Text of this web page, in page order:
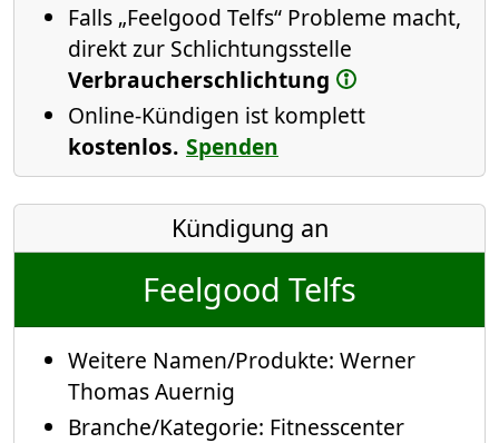
Falls „Feelgood Telfs“ Probleme macht,
direkt zur Schlichtungsstelle
Verbraucherschlichtung
Online-Kündigen ist komplett
kostenlos. Spenden
Kündigung an
Feelgood Telfs
Weitere Namen/Produkte: Werner
Thomas Auernig
Branche/Kategorie: Fitnesscenter